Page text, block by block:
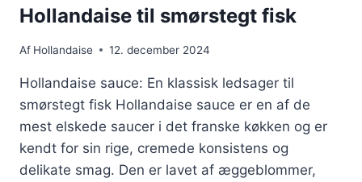
Hollandaise til smørstegt fisk
Af Hollandaise 12. december 2024
Hollandaise sauce: En klassisk ledsager til
smørstegt fisk Hollandaise sauce er en af de
mest elskede saucer i det franske køkken og er
kendt for sin rige, cremede konsistens og
delikate smag. Den er lavet af æggeblommer,